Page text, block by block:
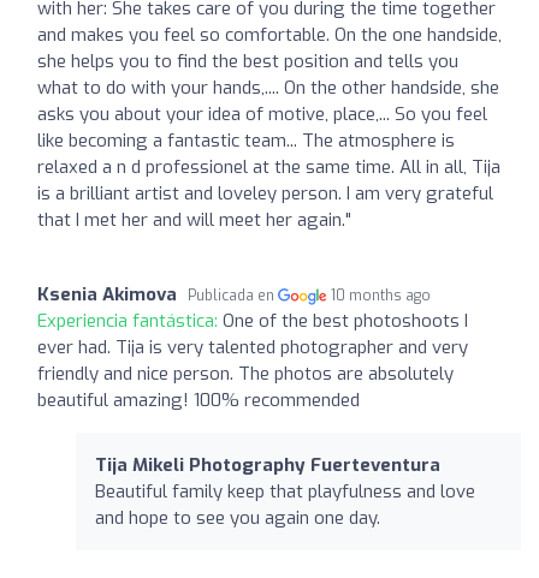
with her: She takes care of you during the time together
and makes you feel so comfortable. On the one handside,
she helps you to find the best position and tells you
what to do with your hands,.... On the other handside, she
asks you about your idea of motive, place,... So you feel
like becoming a fantastic team... The atmosphere is
relaxed a n d professionel at the same time. All in all, Tija
is a brilliant artist and loveley person. I am very grateful
that I met her and will meet her again."
Ksenia Akimova Publicada en 10 months ago
Experiencia fantástica: One of the best photoshoots I
ever had. Tija is very talented photographer and very
friendly and nice person. The photos are absolutely
beautiful amazing! 100% recommended
Tija Mikeli Photography Fuerteventura
Beautiful family keep that playfulness and love
and hope to see you again one day.